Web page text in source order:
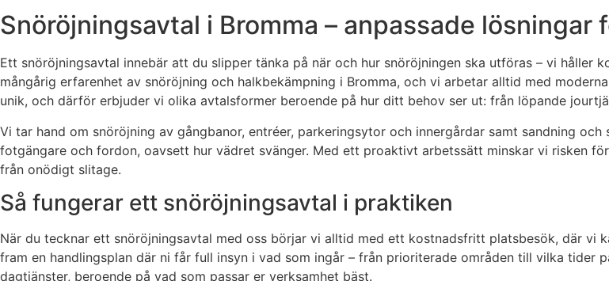
Snöröjningsavtal i Bromma – anpassade lösningar
Ett snöröjningsavtal innebär att du slipper tänka på när och hur snöröjningen ska utföras – vi
mångårig erfarenhet av snöröjning och halkbekämpning i Bromma, och vi arbetar alltid med
unik, och därför erbjuder vi olika avtalsformer beroende på hur ditt behov ser ut: från löpande
Vi tar hand om snöröjning av gångbanor, entréer, parkeringsytor och innergårdar samt sandning
fotgängare och fordon, oavsett hur vädret svänger. Med ett proaktivt arbetssätt minskar vi risken
från onödigt slitage.
Så fungerar ett snöröjningsavtal i praktiken
När du tecknar ett snöröjningsavtal med oss börjar vi alltid med ett kostnadsfritt platsbesök, där vi
fram en handlingsplan där ni får full insyn i vad som ingår – från prioriterade områden till vilka
dagtjänster, beroende på vad som passar er verksamhet bäst.